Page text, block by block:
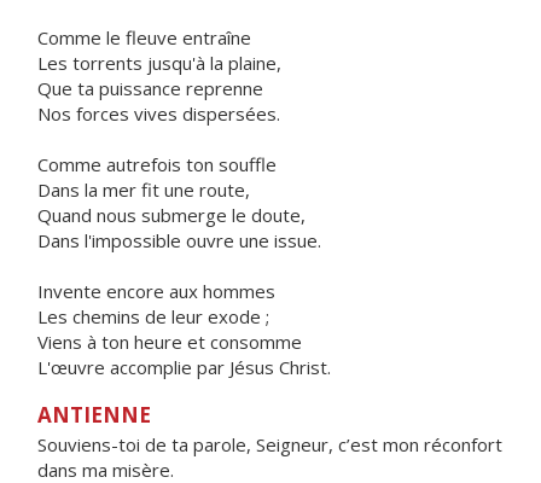
Comme le fleuve entraîne
Les torrents jusqu'à la plaine,
Que ta puissance reprenne
Nos forces vives dispersées.
Comme autrefois ton souffle
Dans la mer fit une route,
Quand nous submerge le doute,
Dans l'impossible ouvre une issue.
Invente encore aux hommes
Les chemins de leur exode ;
Viens à ton heure et consomme
L'œuvre accomplie par Jésus Christ.
ANTIENNE
Souviens-toi de ta parole, Seigneur, c’est mon réconfort
dans ma misère.